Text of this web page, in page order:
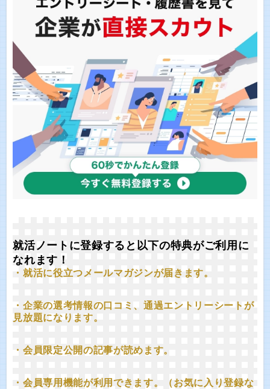
就活ノートに登録すると以下の特典がご利用に
なれます！
・就活に役立つメールマガジンが届きます。
・企業の選考情報の口コミ、通過エントリーシートが
見放題になります。
・会員限定公開の記事が読めます。
・会員専用機能が利用できます。（お気に入り登録な